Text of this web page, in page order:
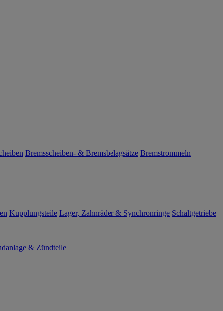
Bremsscheiben- & Bremsbelagsätze Bremstrommeln
Kupplungsteile Lager, Zahnräder & Synchronringe Schaltgetriebe
& Zündteile